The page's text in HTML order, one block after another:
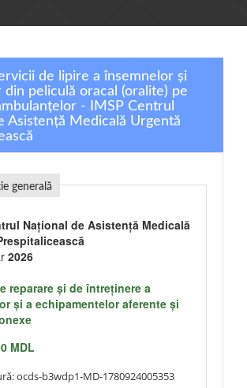
de lipire a însemnelor și
din peliculă oracal (oralite) pe
- IMSP Centrul
Asistență Medicală Urgentă
generală
Național de Asistență Medicală
2026
reparare şi de întreţinere a
şi a echipamentelor aferente şi
MDL
ocds-b3wdp1-MD-1780924005353